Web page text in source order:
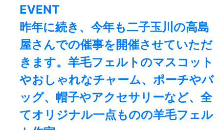
EVENT
昨年に続き、今年も二子玉川の高島
屋さんでの催事を開催させていただ
きます。羊毛フェルトのマスコット
やおしゃれなチャーム、ポーチやバ
ッグ、帽子やアクセサリーなど、全
てオリジナル一点ものの羊毛フェル